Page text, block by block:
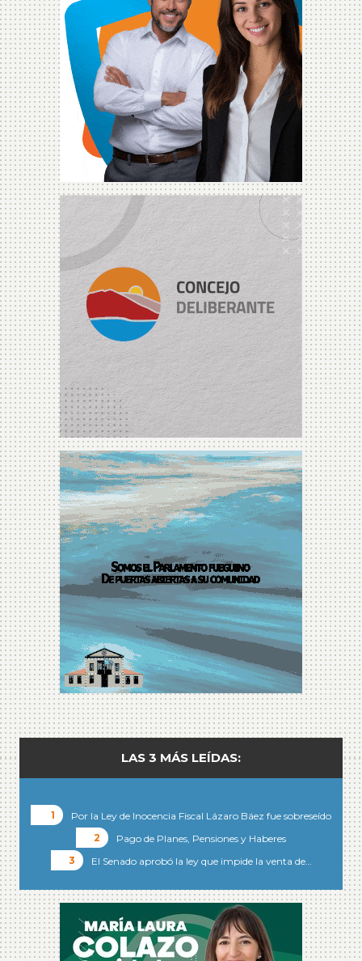
LAS 3 MÁS LEÍDAS:
Por la Ley de Inocencia Fiscal Lázaro Báez fue sobreseído
Pago de Planes, Pensiones y Haberes
El Senado aprobó la ley que impide la venta de…